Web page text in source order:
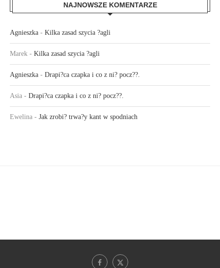
NAJNOWSZE KOMENTARZE
Agnieszka - Kilka zasad szycia ?agli
Marek - Kilka zasad szycia ?agli
Agnieszka - Drapi?ca czapka i co z ni? pocz??.
Asia - Drapi?ca czapka i co z ni? pocz??.
Ewelina - Jak zrobi? trwa?y kant w spodniach